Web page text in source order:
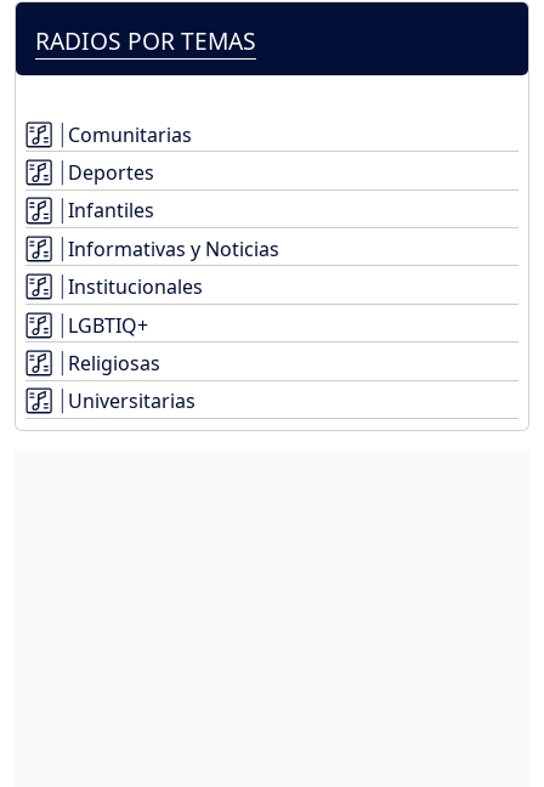
RADIOS POR TEMAS
Comunitarias
Deportes
Infantiles
Informativas y Noticias
Institucionales
LGBTIQ+
Religiosas
Universitarias